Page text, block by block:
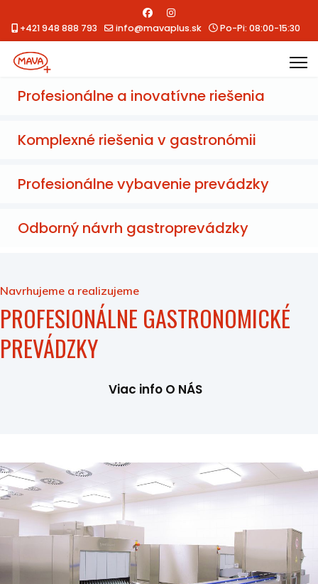
+421 948 888 793 info@mavaplus.sk Po-Pi: 08:00-15:30
Profesionálne a inovatívne riešenia
Komplexné riešenia v gastronómii
Profesionálne vybavenie prevádzky
Odborný návrh gastroprevádzky
Navrhujeme a realizujeme
PROFESIONÁLNE GASTRONOMICKÉ
PREVÁDZKY
Viac info O NÁS